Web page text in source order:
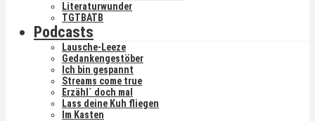
Literaturwunder
TGTBATB
Podcasts
Lausche-Leeze
Gedankengestöber
Ich bin gespannt
Streams come true
Erzähl´ doch mal
Lass deine Kuh fliegen
Im Kasten